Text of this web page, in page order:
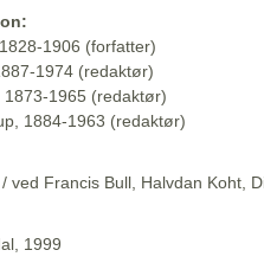
1906 (forfatter)
1974 (redaktør)
1873-1965 (redaktør)
1884-1963 (redaktør)
ved Francis Bull, Halvdan Koht,
1999